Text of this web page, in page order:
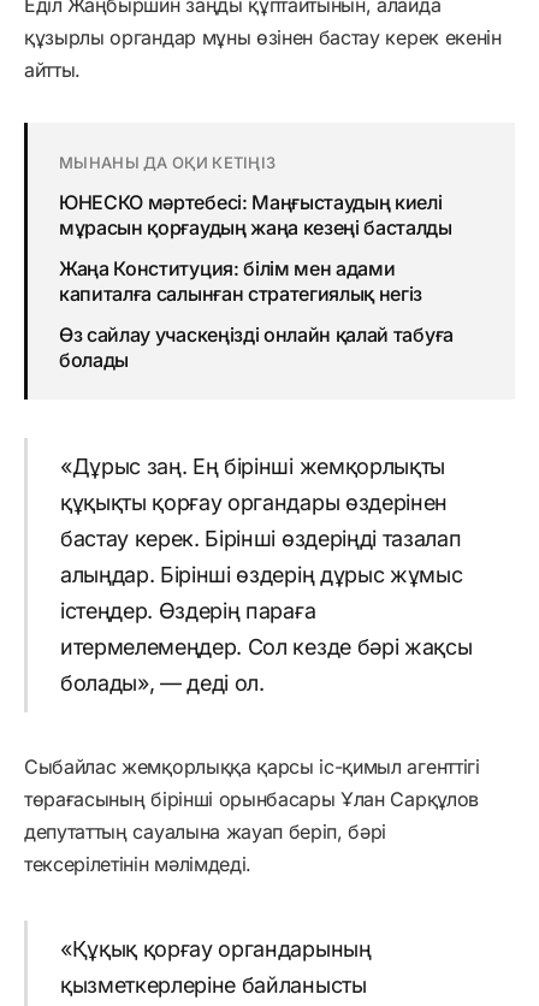
құзырлы органдар мұны өзінен бастау керек екенін
айтты.
МЫНАНЫ ДА ОҚИ КЕТІҢІЗ
ЮНЕСКО мәртебесі: Маңғыстаудың киелі
мұрасын қорғаудың жаңа кезеңі басталды
Жаңа Конституция: білім мен адами
капиталға салынған стратегиялық негіз
Өз сайлау учаскеңізді онлайн қалай табуға
болады
«Дұрыс заң. Ең бірінші жемқорлықты
құқықты қорғау органдары өздерінен
бастау керек. Бірінші өздеріңді тазалап
алыңдар. Бірінші өздерің дұрыс жұмыс
істеңдер. Өздерің параға
итермелемеңдер. Сол кезде бәрі жақсы
болады», — деді ол.
Сыбайлас жемқорлыққа қарсы іс-қимыл агенттігі
төрағасының бірінші орынбасары Ұлан Сарқұлов
депутаттың сауалына жауап беріп, бәрі
тексерілетінін мәлімдеді.
«Құқық қорғау органдарының
қызметкерлеріне байланысты